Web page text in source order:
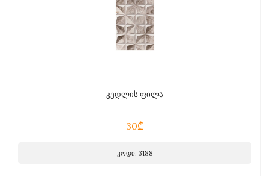
კედლის ფილა
30₾
კოდი: 3188